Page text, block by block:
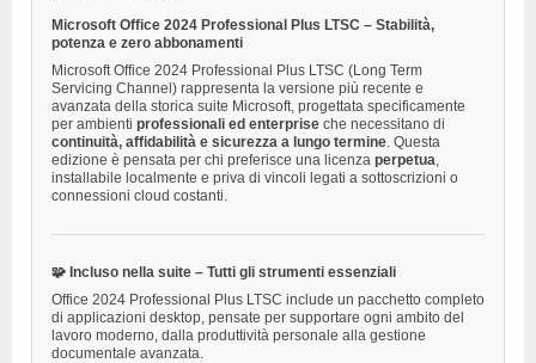
Microsoft Office 2024 Professional Plus LTSC – Stabilità,
potenza e zero abbonamenti
Microsoft Office 2024 Professional Plus LTSC (Long Term
Servicing Channel) rappresenta la versione più recente e
avanzata della storica suite Microsoft, progettata specificamente
per ambienti professionali ed enterprise che necessitano di
continuità, affidabilità e sicurezza a lungo termine . Questa
edizione è pensata per chi preferisce una licenza perpetua
installabile localmente e priva di vincoli legati a sottoscrizioni o
connessioni cloud costanti.
🧩 Incluso nella suite – Tutti gli strumenti essenziali
Office 2024 Professional Plus LTSC include un pacchetto completo
di applicazioni desktop, pensate per supportare ogni ambito del
lavoro moderno, dalla produttività personale alla gestione
documentale avanzata.